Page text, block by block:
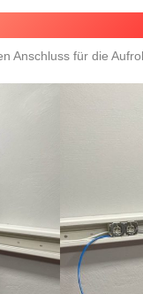
Anschluss für die